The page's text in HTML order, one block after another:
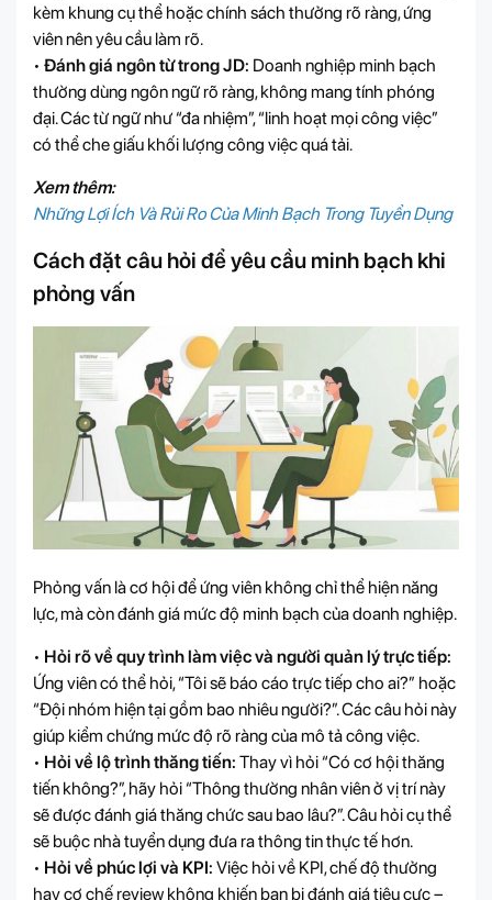
kèm khung cụ thể hoặc chính sách thưởng rõ ràng, ứng
viên nên yêu cầu làm rõ.
• Đánh giá ngôn từ trong JD: Doanh nghiệp minh bạch
thường dùng ngôn ngữ rõ ràng, không mang tính phóng
đại. Các từ ngữ như “đa nhiệm”, “linh hoạt mọi công việc”
có thể che giấu khối lượng công việc quá tải.
Xem thêm:
Những Lợi Ích Và Rủi Ro Của Minh Bạch Trong Tuyển Dụng
Cách đặt câu hỏi để yêu cầu minh bạch khi
phỏng vấn
Phỏng vấn là cơ hội để ứng viên không chỉ thể hiện năng
lực, mà còn đánh giá mức độ minh bạch của doanh nghiệp.
• Hỏi rõ về quy trình làm việc và người quản lý trực tiếp:
Ứng viên có thể hỏi, “Tôi sẽ báo cáo trực tiếp cho ai?” hoặc
“Đội nhóm hiện tại gồm bao nhiêu người?”. Các câu hỏi này
giúp kiểm chứng mức độ rõ ràng của mô tả công việc.
• Hỏi về lộ trình thăng tiến: Thay vì hỏi “Có cơ hội thăng
tiến không?”, hãy hỏi “Thông thường nhân viên ở vị trí này
sẽ được đánh giá thăng chức sau bao lâu?”. Câu hỏi cụ thể
sẽ buộc nhà tuyển dụng đưa ra thông tin thực tế hơn.
• Hỏi về phúc lợi và KPI: Việc hỏi về KPI, chế độ thưởng
hay cơ chế review không khiến bạn bị đánh giá tiêu cực –